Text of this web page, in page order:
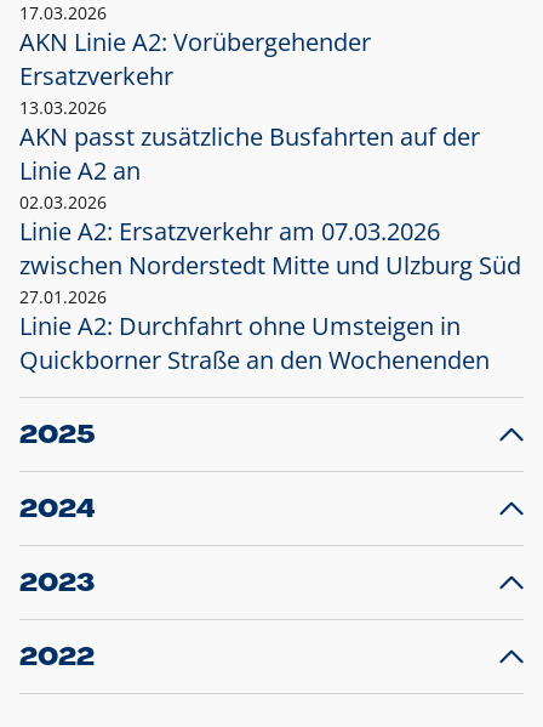
17.03.2026
AKN Linie A2: Vorübergehender
Ersatzverkehr
13.03.2026
AKN passt zusätzliche Busfahrten auf der
Linie A2 an
02.03.2026
Linie A2: Ersatzverkehr am 07.03.2026
zwischen Norderstedt Mitte und Ulzburg Süd
27.01.2026
Linie A2: Durchfahrt ohne Umsteigen in
Quickborner Straße an den Wochenenden
2025
23.12.2025
Projekt S5: Start der Bauarbeiten am
2024
10.12.2024
Großprojekt S5: Sperrung der Bahnstraße in
2023
20.12.2023
Schleswig-Holstein verlängert den
2022
22.12.2022